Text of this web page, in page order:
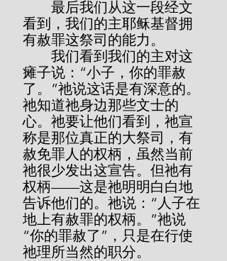
看到，我们的主耶稣基督拥
有赦罪这祭司的能力。
瘫子说：“小子，你的罪赦
了。”祂说这话是有深意的。
祂知道祂身边那些文士的
心。祂要让他们看到，祂宣
称是那位真正的大祭司，有
赦免罪人的权柄，虽然当前
祂很少发出这宣告。但祂有
权柄——这是祂明明白白地
告诉他们的。祂说：“人子在
地上有赦罪的权柄。”祂说
“你的罪赦了”，只是在行使
祂理所当然的职分。